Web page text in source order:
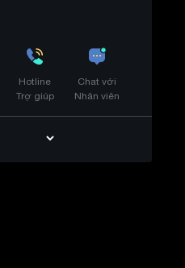
Hotline
Trợ giúp
Chat với
Nhân viên